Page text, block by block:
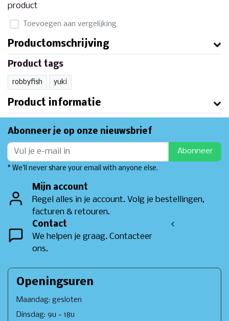
product
Toevoegen aan vergelijking
Productomschrijving
Product tags
robbyfish yuki
Product informatie
Abonneer je op onze nieuwsbrief
Abonneer
* We'll never share your email with anyone else.
Mijn account
Regel alles in je account. Volg je bestellingen,
facturen & retouren.
Contact
We helpen je graag. Contacteer
ons.
<
Openingsuren
Maandag: gesloten
Dinsdag: 9u - 18u